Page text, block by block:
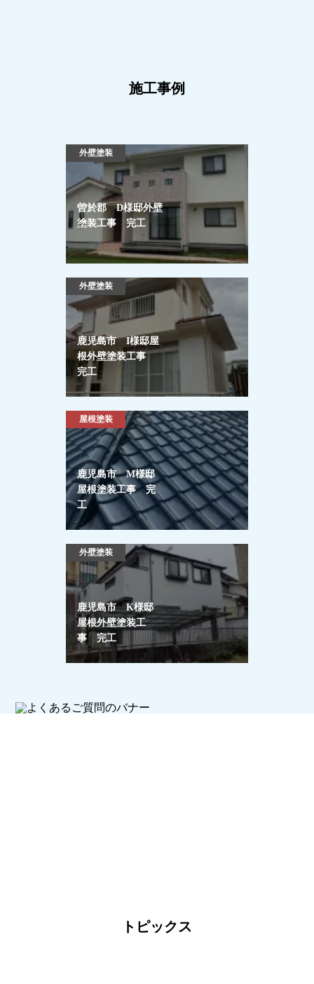
施工事例
外壁塗装
曽於郡 D様邸外壁
塗装工事 完工
外壁塗装
鹿児島市 I様邸屋
根外壁塗装工事
完工
屋根塗装
鹿児島市 M様邸
屋根塗装工事 完
工
外壁塗装
鹿児島市 K様邸
屋根外壁塗装工
事 完工
トピックス